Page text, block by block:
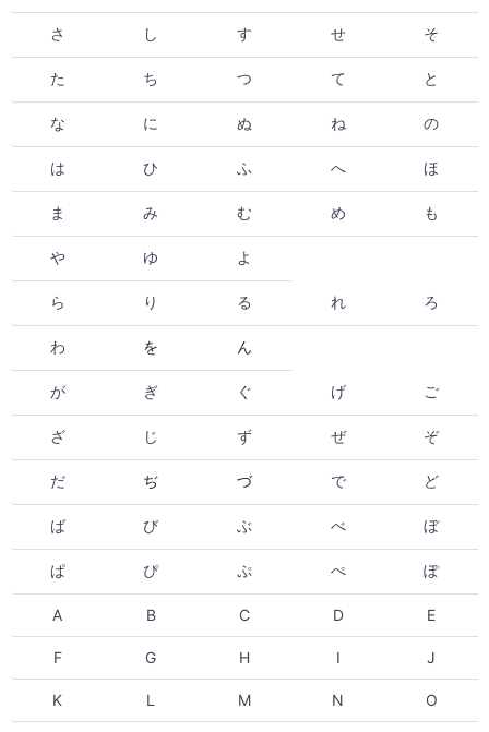
さ し す せ そ
た ち つ て と
な に ぬ ね の
は ひ ふ へ ほ
ま み む め も
や ゆ よ
ら り る れ ろ
わ を ん
が ぎ ぐ げ ご
ざ じ ず ぜ ぞ
だ ぢ づ で ど
ば び ぶ べ ぼ
ぱ ぴ ぷ ぺ ぽ
A B C D E
F G H I J
K L M N O